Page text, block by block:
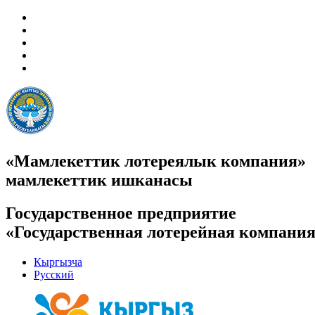
«Мамлекеттик лотереялык компания»
мамлекеттик ишканасы
Государственное предприятие
«Государственная лотерейная
Кыргызча
Русский